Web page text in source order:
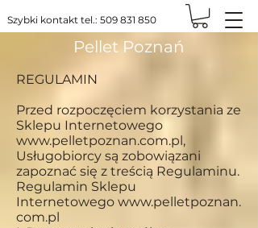
Szybki kontakt tel.: 509 831 850
Pellet Poznań
REGULAMIN
Przed rozpoczęciem korzystania ze
Sklepu Internetowego
www.pelletpoznan.com.pl ,
Usługobiorcy są zobowiązani
zapoznać się z treścią Regulaminu.
Regulamin Sklepu
Internetowego www.pelletpoznan.
com.pl